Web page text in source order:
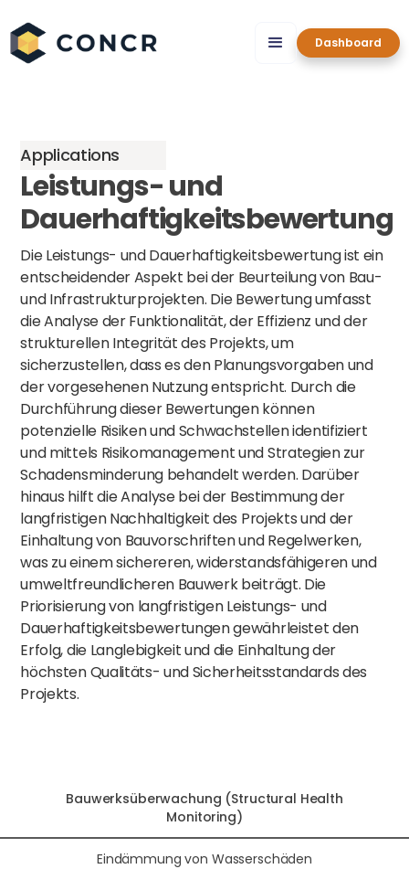
Dashboard
Applications
Leistungs- und
Dauerhaftigkeitsbewertung
Die Leistungs- und Dauerhaftigkeitsbewertung ist ein
entscheidender Aspekt bei der Beurteilung von Bau-
und Infrastrukturprojekten. Die Bewertung umfasst
die Analyse der Funktionalität, der Effizienz und der
strukturellen Integrität des Projekts, um
sicherzustellen, dass es den Planungsvorgaben und
der vorgesehenen Nutzung entspricht. Durch die
Durchführung dieser Bewertungen können
potenzielle Risiken und Schwachstellen identifiziert
und mittels Risikomanagement und Strategien zur
Schadensminderung behandelt werden. Darüber
hinaus hilft die Analyse bei der Bestimmung der
langfristigen Nachhaltigkeit des Projekts und der
Einhaltung von Bauvorschriften und Regelwerken,
was zu einem sichereren, widerstandsfähigeren und
umweltfreundlicheren Bauwerk beiträgt. Die
Priorisierung von langfristigen Leistungs- und
Dauerhaftigkeitsbewertungen gewährleistet den
Erfolg, die Langlebigkeit und die Einhaltung der
höchsten Qualitäts- und Sicherheitsstandards des
Projekts.
Bauwerksüberwachung (Structural Health
Monitoring)
Eindämmung von Wasserschäden